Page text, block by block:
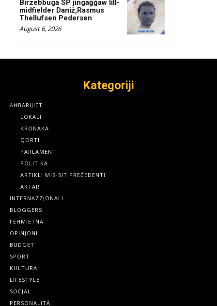
Birzebbuga SP jingaġġaw lill-
midfielder Daniż,Rasmus
Thellufsen Pedersen
August 6, 2026
Kategoriji
AĦBARIJIET
LOKALI
KRONAKA
QORTI
PARLAMENT
POLITIKA
ARTIKLI MIS-SIT PREĊEDENTI
AKTAR
INTERNAZZJONALI
BLOGGERS
FEHMIETNA
OPINJONI
BUDGET
SPORT
KULTURA
LIFESTYLE
SOĊJAL
PERSONALITÀ